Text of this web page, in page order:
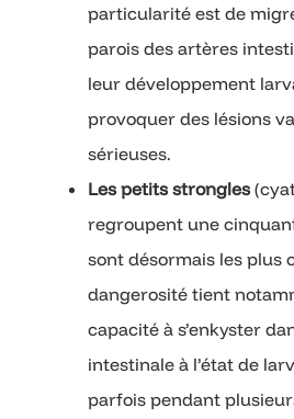
particularité est de
parois des artères
leur développement
provoquer des lésions
sérieuses.
Les petits strongles
regroupent une
sont désormais les plus
dangerosité tient
capacité à s’enkyster
intestinale à l’état de
parfois pendant